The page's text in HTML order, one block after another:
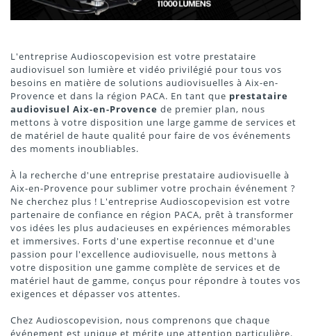
L'entreprise Audioscopevision est votre prestataire
audiovisuel son lumière et vidéo privilégié pour tous vos
besoins en matière de solutions audiovisuelles à Aix-en-
Provence et dans la région PACA. En tant que prestataire
audiovisuel Aix-en-Provence de premier plan, nous
mettons à votre disposition une large gamme de services et
de matériel de haute qualité pour faire de vos événements
des moments inoubliables.
À la recherche d'une entreprise prestataire audiovisuelle à
Aix-en-Provence pour sublimer votre prochain événement ?
Ne cherchez plus ! L'entreprise Audioscopevision est votre
partenaire de confiance en région PACA, prêt à transformer
vos idées les plus audacieuses en expériences mémorables
et immersives. Forts d'une expertise reconnue et d'une
passion pour l'excellence audiovisuelle, nous mettons à
votre disposition une gamme complète de services et de
matériel haut de gamme, conçus pour répondre à toutes vos
exigences et dépasser vos attentes.
Chez Audioscopevision, nous comprenons que chaque
événement est unique et mérite une attention particulière.